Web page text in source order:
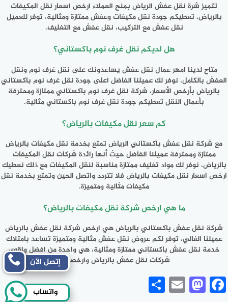
تتميز شرة نقل عفش الرياض بمنح العملاء ارخص اسعار نقل المكيفات
بالرياض، تعطيكم جودة نقل مكيفات وعفش ممتازة ومثالية، توفر للعميل
نقل عفش مع التركيب، نقل عفش مع التغليف.
هل لديكم نقل غرف نوم باكستاني؟
متاح لدينا امهر عمال نقل عفش يساعدونك على نقل غرف نوم ونقل
العفش بالكامل، نوفر لك عميلنا الفاضل اعلى جودة نقل غرف نوم باكستاني
بالرياض بأرخص الأسعار، شركة نقل غرف نوم باكستاني ممتازة ومحترفة
بأعمال النقل تعطيكم جودة نقل غرف نوم باكستاني مثالية.
كم سعر نقل مكيفات بالرياض؟
مع شركة نقل عفش باكستاني الرياض تمتع بخدمة نقل مكيفات بالرياض
ممتازة ومحترفة عميلنا الفاضل حيث أنها رائدة شركات نقل المكيفات
بالرياض، نوفر لك مواد تغليف ممتازة مناسبة لنقل المكيفات مع ذلك نعطيك
ارخص اسعار نقل مكيفات بالرياض فلا تتردد واتصل الحين وتمتع بخدمة نقل
مكيفات مثالية ومتميزة.
ما هي ارخص شركة نقل مكيفات بالرياض؟
شركة نقل عفش باكستاني بالرياض هي ارخص شركة نقل عفش بالرياض
عميلنا الغالي، توفر لكم عروض نقل عفش مثالية ومتميزة تساعد بامتلاك
خدمة نقل عفش باكستاني ممتازة ومثالية، هي واحدة من افضل واقوى
شركات نقل عفش بالرياض وارخصهم.
Facebook
Mastodon
Email
إتصل الآن
واتساب